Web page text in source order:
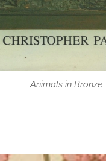
Animals in Bronze